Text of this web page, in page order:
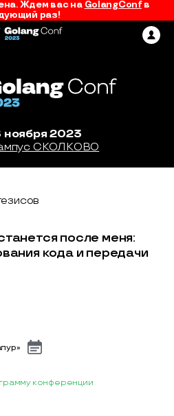
Ждем вас на GolangConfв
раз!
ноября 2023
СКОЛКОВО
после меня:
кода и передачи
конференции